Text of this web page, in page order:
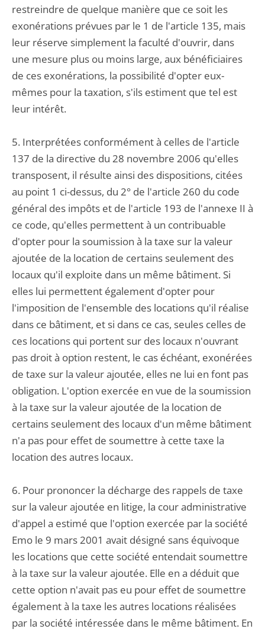
restreindre de quelque manière que ce soit les
exonérations prévues par le 1 de l'article 135, mais
leur réserve simplement la faculté d'ouvrir, dans
une mesure plus ou moins large, aux bénéficiaires
de ces exonérations, la possibilité d'opter eux-
mêmes pour la taxation, s'ils estiment que tel est
leur intérêt.
5. Interprétées conformément à celles de l'article
137 de la directive du 28 novembre 2006 qu'elles
transposent, il résulte ainsi des dispositions, citées
au point 1 ci-dessus, du 2° de l'article 260 du code
général des impôts et de l'article 193 de l'annexe II à
ce code, qu'elles permettent à un contribuable
d'opter pour la soumission à la taxe sur la valeur
ajoutée de la location de certains seulement des
locaux qu'il exploite dans un même bâtiment. Si
elles lui permettent également d'opter pour
l'imposition de l'ensemble des locations qu'il réalise
dans ce bâtiment, et si dans ce cas, seules celles de
ces locations qui portent sur des locaux n'ouvrant
pas droit à option restent, le cas échéant, exonérées
de taxe sur la valeur ajoutée, elles ne lui en font pas
obligation. L'option exercée en vue de la soumission
à la taxe sur la valeur ajoutée de la location de
certains seulement des locaux d'un même bâtiment
n'a pas pour effet de soumettre à cette taxe la
location des autres locaux.
6. Pour prononcer la décharge des rappels de taxe
sur la valeur ajoutée en litige, la cour administrative
d'appel a estimé que l'option exercée par la société
Emo le 9 mars 2001 avait désigné sans équivoque
les locations que cette société entendait soumettre
à la taxe sur la valeur ajoutée. Elle en a déduit que
cette option n'avait pas eu pour effet de soumettre
également à la taxe les autres locations réalisées
par la société intéressée dans le même bâtiment. En